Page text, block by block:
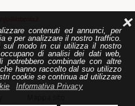
contenuti ed annunci, per
e per analizzare il nostro traffico.
sul modo in cui utilizza il nostro
di analisi dei dati web,
combinarle con altre
hanno raccolto dal suo utilizzo
cookie se continua ad utilizzare
Informativa Privacy
❌